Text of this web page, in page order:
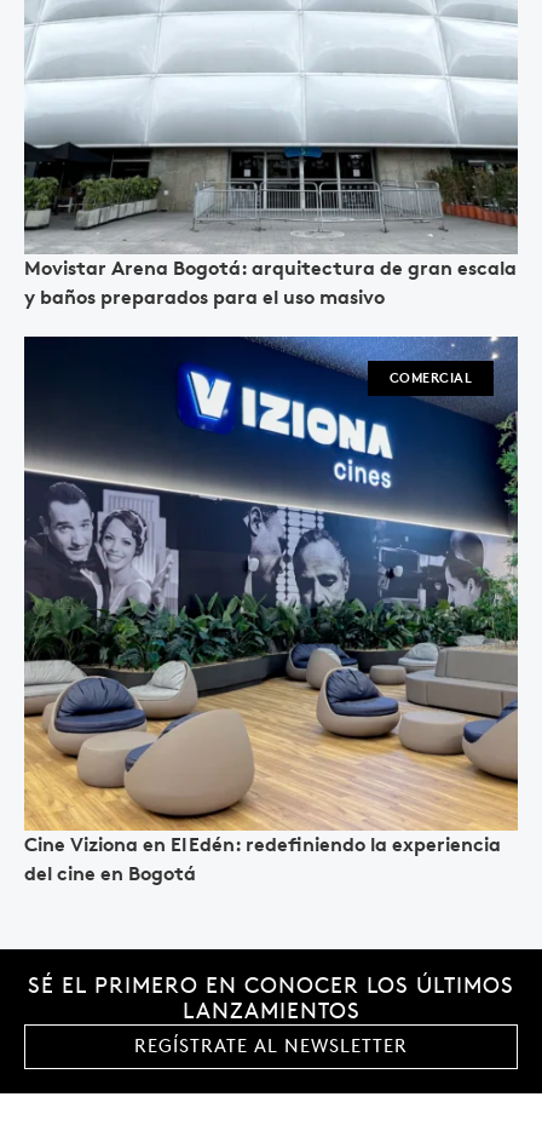
Movistar Arena Bogotá: arquitectura de gran escala
y baños preparados para el uso masivo
COMERCIAL
Cine Viziona en El Edén: redefiniendo la experiencia
del cine en Bogotá
SÉ EL PRIMERO EN CONOCER LOS ÚLTIMOS
LANZAMIENTOS
REGÍSTRATE AL NEWSLETTER